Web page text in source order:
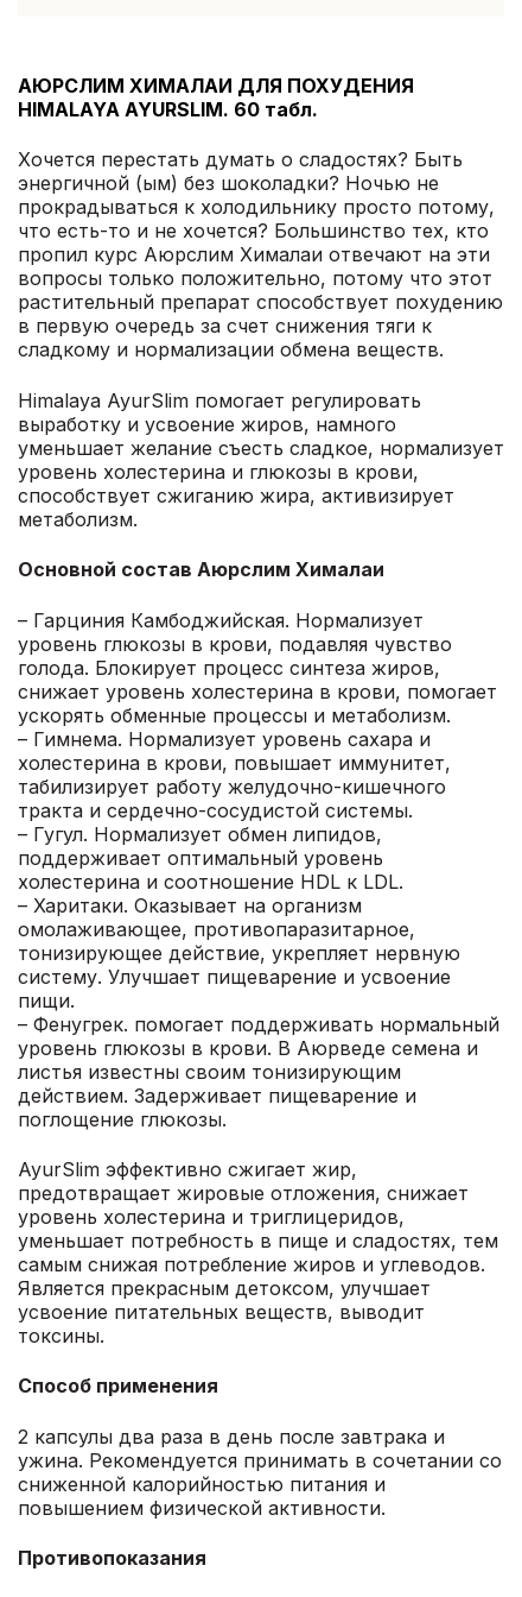
АЮРСЛИМ ХИМАЛАИ ДЛЯ ПОХУДЕНИЯ
HIMALAYA AYURSLIM. 60 табл.
Хочется перестать думать о сладостях? Быть
энергичной (ым) без шоколадки? Ночью не
прокрадываться к холодильнику просто потому,
что есть-то и не хочется? Большинство тех, кто
пропил курс Аюрслим Хималаи отвечают на эти
вопросы только положительно, потому что этот
растительный препарат способствует похудению
в первую очередь за счет снижения тяги к
сладкому и нормализации обмена веществ.
Himalaya AyurSlim помогает регулировать
выработку и усвоение жиров, намного
уменьшает желание съесть сладкое, нормализует
уровень холестерина и глюкозы в крови,
способствует сжиганию жира, активизирует
метаболизм.
Основной состав Аюрслим Хималаи
– Гарциния Камбоджийская. Нормализует
уровень глюкозы в крови, подавляя чувство
голода. Блокирует процесс синтеза жиров,
снижает уровень холестерина в крови, помогает
ускорять обменные процессы и метаболизм.
– Гимнема. Нормализует уровень сахара и
холестерина в крови, повышает иммунитет,
табилизирует работу желудочно-кишечного
тракта и сердечно-сосудистой системы.
– Гугул. Нормализует обмен липидов,
поддерживает оптимальный уровень
холестерина и соотношение HDL к LDL.
– Харитаки. Оказывает на организм
омолаживающее, противопаразитарное,
тонизирующее действие, укрепляет нервную
систему. Улучшает пищеварение и усвоение
пищи.
– Фенугрек. помогает поддерживать нормальный
уровень глюкозы в крови. В Аюрведе семена и
листья известны своим тонизирующим
действием. Задерживает пищеварение и
поглощение глюкозы.
AyurSlim эффективно сжигает жир,
предотвращает жировые отложения, снижает
уровень холестерина и триглицеридов,
уменьшает потребность в пище и сладостях, тем
самым снижая потребление жиров и углеводов.
Является прекрасным детоксом, улучшает
усвоение питательных веществ, выводит
токсины.
Способ применения
2 капсулы два раза в день после завтрака и
ужина. Рекомендуется принимать в сочетании со
сниженной калорийностью питания и
повышением физической активности.
Противопоказания